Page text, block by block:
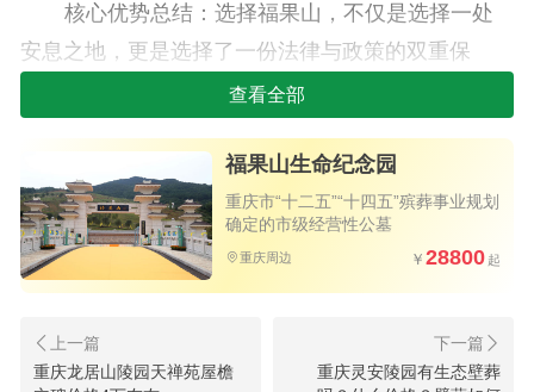
核心优势总结：选择福果山，不仅是选择一处
安息之地，更是选择了一份法律与政策的双重保
障，让家人安心，让逝者安息。
查看全部
福果山生命纪念园
重庆市“十二五”“十四五”殡葬事业规划
确定的市级经营性公墓
重庆周边 28800
重庆龙居山陵园天禅苑屋檐
重庆灵安陵园有生态壁葬
重庆铜梁福果山生命纪念园2026年最